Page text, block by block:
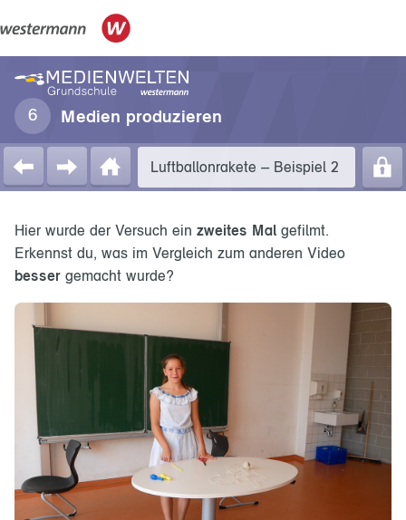
Medien produzieren
Luftballonrakete – Beispiel 2
Hier wurde der Versuch ein zweites Mal gefilmt.
Erkennst du, was im Vergleich zum anderen Video
besser gemacht wurde?